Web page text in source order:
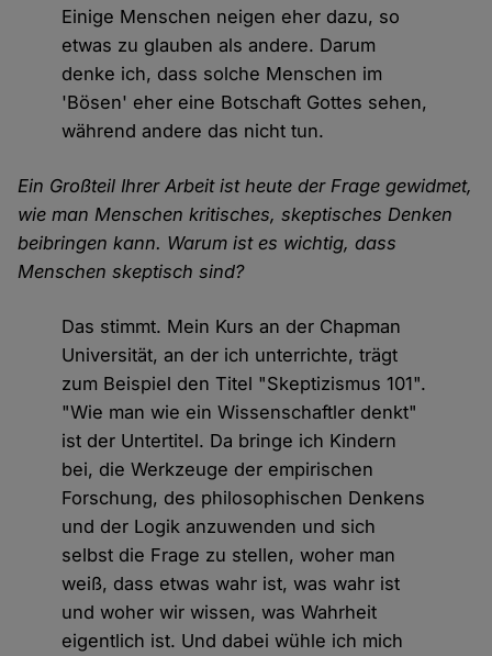
Einige Menschen neigen eher dazu, so
etwas zu glauben als andere. Darum
denke ich, dass solche Menschen im
'Bösen' eher eine Botschaft Gottes sehen,
während andere das nicht tun.
Ein Großteil Ihrer Arbeit ist heute der Frage gewidmet,
wie man Menschen kritisches, skeptisches Denken
beibringen kann. Warum ist es wichtig, dass
Menschen skeptisch sind?
Das stimmt. Mein Kurs an der Chapman
Universität, an der ich unterrichte, trägt
zum Beispiel den Titel "Skeptizismus 101".
"Wie man wie ein Wissenschaftler denkt"
ist der Untertitel. Da bringe ich Kindern
bei, die Werkzeuge der empirischen
Forschung, des philosophischen Denkens
und der Logik anzuwenden und sich
selbst die Frage zu stellen, woher man
weiß, dass etwas wahr ist, was wahr ist
und woher wir wissen, was Wahrheit
eigentlich ist. Und dabei wühle ich mich